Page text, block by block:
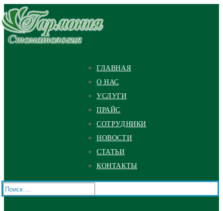
Перейти
к
содержимому
Меню
Закрыть
ГЛАВНАЯ
О НАС
УСЛУГИ
ПРАЙС
СОТРУДНИКИ
НОВОСТИ
СТАТЬИ
КОНТАКТЫ
Найти: